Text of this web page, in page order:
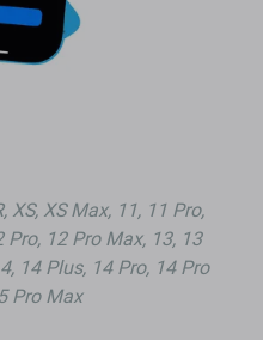
XS, XS Max, 11, 11 Pro,
Pro, 12 Pro Max, 13, 13
14 Plus, 14 Pro, 14 Pro
Pro Max